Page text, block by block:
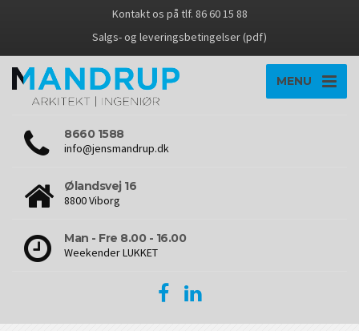
Kontakt os på tlf. 86 60 15 88
Salgs- og leveringsbetingelser (pdf)
MENU
8660 1588
info@jensmandrup.dk
Ølandsvej 16
8800 Viborg
Man - Fre 8.00 - 16.00
Weekender LUKKET